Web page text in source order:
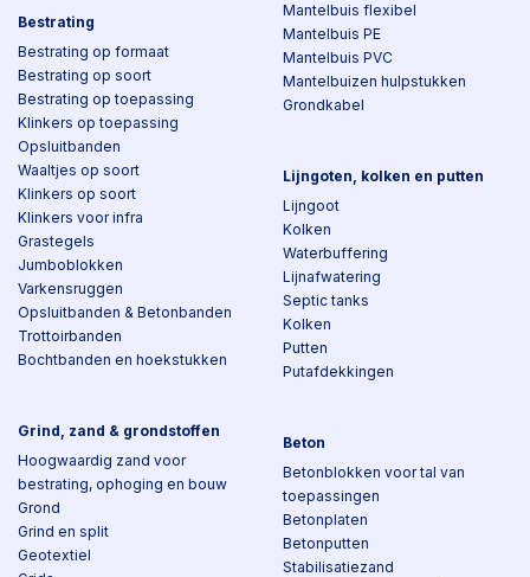
Bestrating
Bestrating op formaat
Bestrating op soort
Bestrating op toepassing
Klinkers op toepassing
Opsluitbanden
Waaltjes op soort
Klinkers op soort
Klinkers voor infra
Grastegels
Jumboblokken
Varkensruggen
Opsluitbanden & Betonbanden
Trottoirbanden
Bochtbanden en hoekstukken
Grind, zand & grondstoffen
Hoogwaardig zand voor
bestrating, ophoging en bouw
Grond
Grind en split
Geotextiel
Mantelbuis flexibel
Mantelbuis PE
Mantelbuis PVC
Mantelbuizen hulpstukken
Grondkabel
Lijngoten, kolken en putten
Lijngoot
Kolken
Waterbuffering
Lijnafwatering
Septic tanks
Kolken
Putten
Putafdekkingen
Beton
Betonblokken voor tal van
toepassingen
Betonplaten
Betonputten
Stabilisatiezand